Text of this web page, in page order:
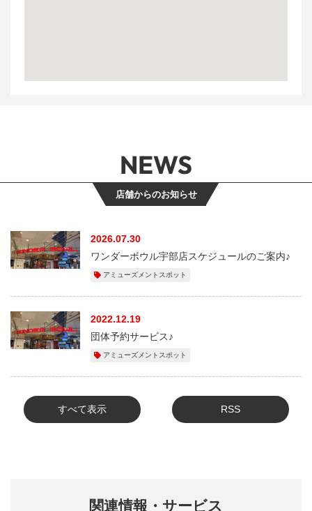
店舗からのお知らせ
NEWS
2026.07.30
ワンダーボウル宇部店スケジュールのご案内♪
アミューズメントスポット
2022.12.19
団体予約サービス♪
アミューズメントスポット
すべて表示 RSS
関連情報・サービス